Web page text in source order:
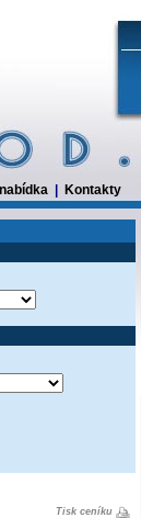
Kontakty
Tisk ceníku